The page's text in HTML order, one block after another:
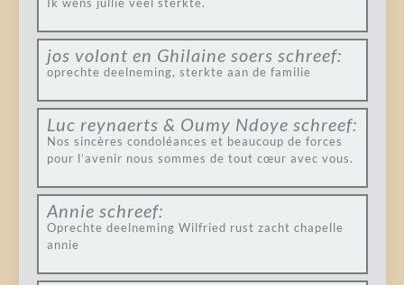
jos volont en Ghilaine soers schreef:
oprechte deelneming, sterkte aan de familie
Luc reynaerts & Oumy Ndoye schreef:
Nos sincères condoléances et beaucoup de forces
pour l’avenir nous sommes de tout cœur avec vous.
Annie schreef:
Oprechte deelneming Wilfried rust zacht chapelle
annie